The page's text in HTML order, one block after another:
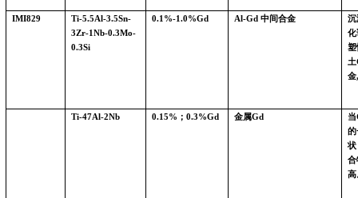
IMI829
Ti-5.5Al-3.5Sn-
3Zr-1Nb-0.3Mo-
0.3Si
0.1%-1.0%Gd Al-Gd 中间合金
沉
化
塑
土
金,
Ti-47Al-2Nb 0.15% ； 0.3%Gd 金属Gd 当
的
状
合
高